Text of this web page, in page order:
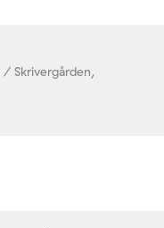
/ Skrivergården,